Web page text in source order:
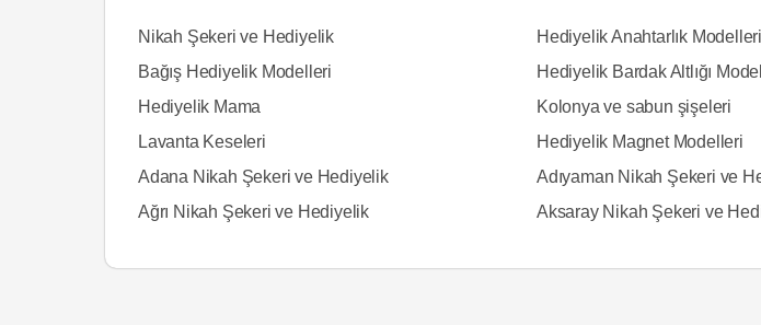
Nikah Şekeri ve Hediyelik Hediyelik Anahtarlık Modelleri
Bağış Hediyelik Modelleri
Hediyelik Bardak Altlığı
Hediyelik Mama
Kolonya ve sabun şişeleri
Lavanta Keseleri
Hediyelik Magnet Modelleri
Adana Nikah Şekeri ve Hediyelik
Adıyaman Nikah Şekeri ve
Ağrı Nikah Şekeri ve Hediyelik
Aksaray Nikah Şekeri ve